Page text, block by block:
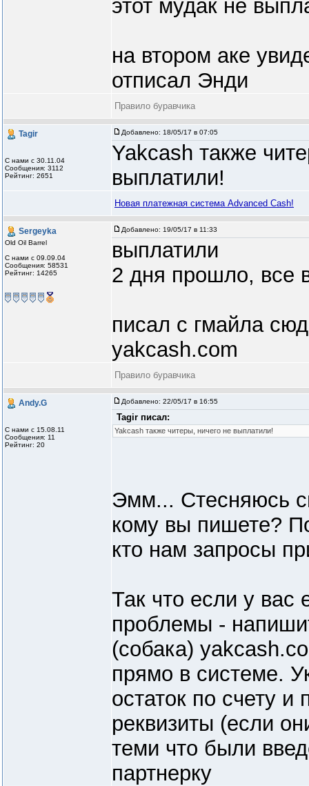
этот мудак не
на втором аке
отписал Энди
Правило буравчика
Tagir
С нами с 30.11.04
Сообщения: 3112
Рейтинг: 2651
Добавлено: 18/05/17 в 07:05
Yakcash также
выплатили!
Новая платежная система Advanced Cash!
Sergeyka
Old Oil Barrel
С нами с 09.09.04
Сообщения: 58531
Рейтинг: 14265
Добавлено: 19/05/17 в 11:33
выплатили
2 дня прошло, все
писал с гмайла
yakcash.com
Правило буравчика
Andy.G
С нами с 15.08.11
Сообщения: 11
Рейтинг: 20
Добавлено: 22/05/17 в 16:55
Tagir писал:
Yakcash также читеры, ничего не выплатили!
Эмм... Стесняюсь
кому вы пишете?
кто нам запросы
Так что если у вас
проблемы -
(собака)
прямо в системе.
остаток по счету и
реквизиты (если
теми что были
партнерку